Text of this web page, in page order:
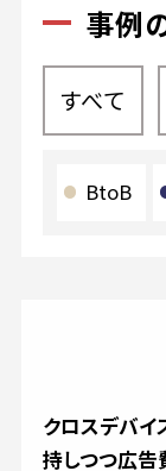
事例
すべて
BtoB
クロスデバイ
持しつつ広